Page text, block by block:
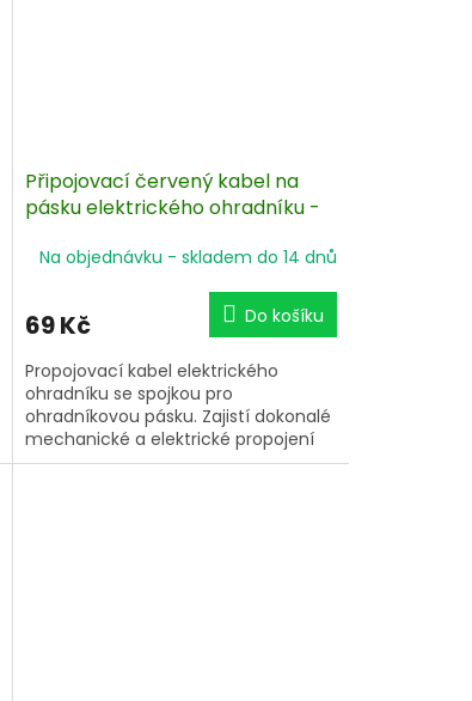
Připojovací červený kabel na
pásku elektrického ohradníku -
Na objednávku - skladem do 14 dnů
69 Kč Do košíku
Propojovací kabel elektrického
ohradníku se spojkou pro
ohradníkovou pásku. Zajistí dokonalé
mechanické a elektrické propojení
generátoru elektrického ohradníku a